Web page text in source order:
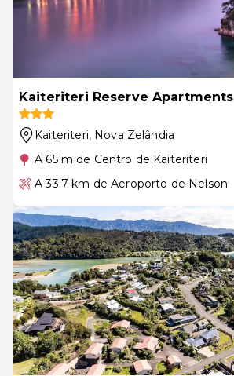
Kaiteriteri Reserve Apartments
Kaiteriteri, Nova Zelândia
A 65 m de Centro de Kaiteriteri
A 33.7 km de Aeroporto de Nelson